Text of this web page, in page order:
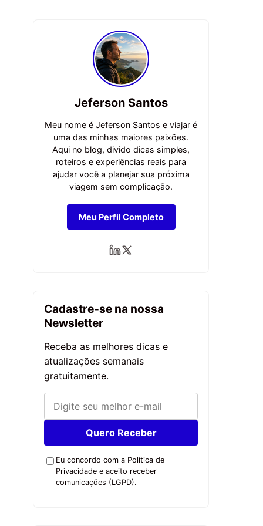
Jeferson Santos
Meu nome é Jeferson Santos e viajar é
uma das minhas maiores paixões.
Aqui no blog, divido dicas simples,
roteiros e experiências reais para
ajudar você a planejar sua próxima
viagem sem complicação.
Meu Perfil Completo
Cadastre-se na nossa
Newsletter
Receba as melhores dicas e
atualizações semanais
gratuitamente.
Quero Receber
Eu concordo com a Política de
Privacidade e aceito receber
comunicações (LGPD).